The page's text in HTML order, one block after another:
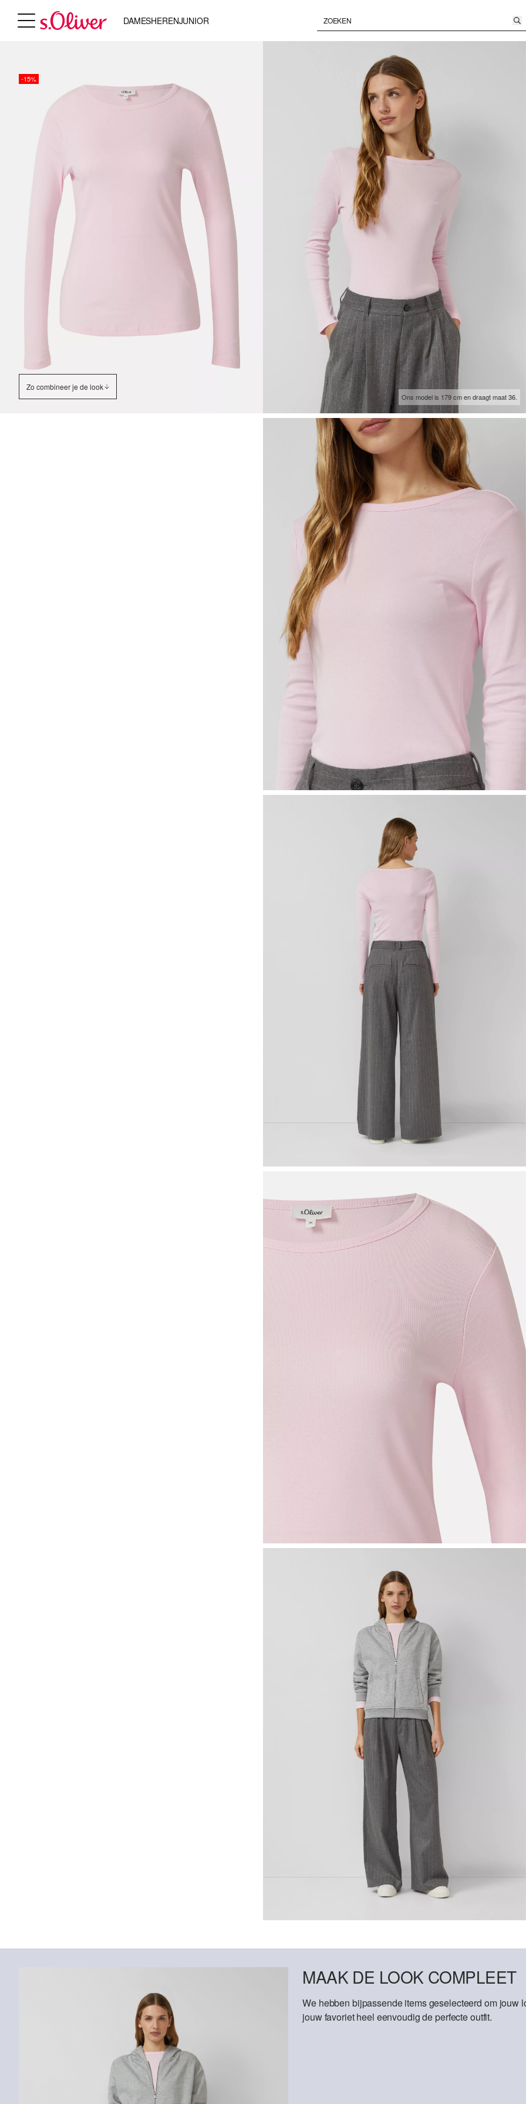
DAMESHERENJUNIOR
-15%
Zo combineer je de look
Ons model is 179 cm en draagt maat 36.
MAAK DE LOOK COMPLEET
We hebben bijpassende items geselecteerd om jouw
jouw favoriet heel eenvoudig de perfecte outfit.